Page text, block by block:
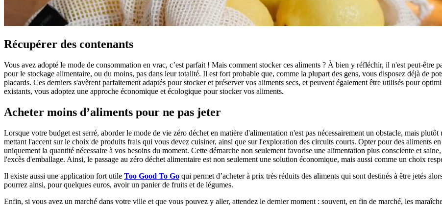
Récupérer des contenants
Vous avez adopté le mode de consommation en vrac, c’est parfait ! Mais comment stocker ces aliments ? À bien y réfléchir, il n'est peut-être
pour le stockage alimentaire, ou du moins, pas dans leur totalité. Il est fort probable que, comme la plupart des gens, vous disposez déjà de
placards. Ces derniers s'avèrent parfaitement adaptés pour stocker et préserver vos aliments secs, et peuvent également être utilisés pour
existants, vous adoptez une approche économique et écologique pour stocker vos aliments.
Acheter moins d’aliments pour ne pas jeter
Lorsque votre budget est serré, aborder le mode de vie zéro déchet en matière d'alimentation n'est pas nécessairement un obstacle, mais
mettant l'accent sur le choix de produits frais qui vous devez cuisiner, ainsi que sur l'exploration des circuits courts. Opter pour des aliments
uniquement la quantité nécessaire à vos besoins du moment. Cette démarche non seulement favorise une alimentation plus consciente et
l'excès d'emballage. Ainsi, le passage au zéro déchet alimentaire est non seulement une solution économique, mais aussi comme un choix
Il existe aussi une application fort utile Too Good To Go qui permet d’acheter à prix très réduits des aliments qui sont destinés à être jetés
pourrez ainsi, pour quelques euros, avoir un panier de fruits et de légumes.
Enfin, si vous avez un marché dans votre ville et que vous pouvez y aller, attendez le dernier moment : souvent, en fin de marché, les